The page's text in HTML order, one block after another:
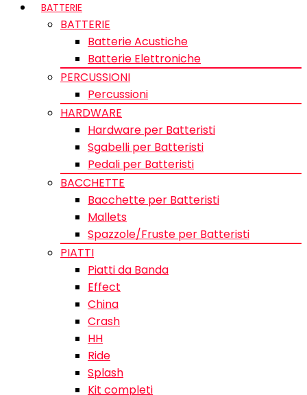
BATTERIE
BATTERIE
Batterie Acustiche
Batterie Elettroniche
PERCUSSIONI
Percussioni
HARDWARE
Hardware per Batteristi
Sgabelli per Batteristi
Pedali per Batteristi
BACCHETTE
Bacchette per Batteristi
Mallets
Spazzole/Fruste per Batteristi
PIATTI
Piatti da Banda
Effect
China
Crash
HH
Ride
Splash
Kit completi